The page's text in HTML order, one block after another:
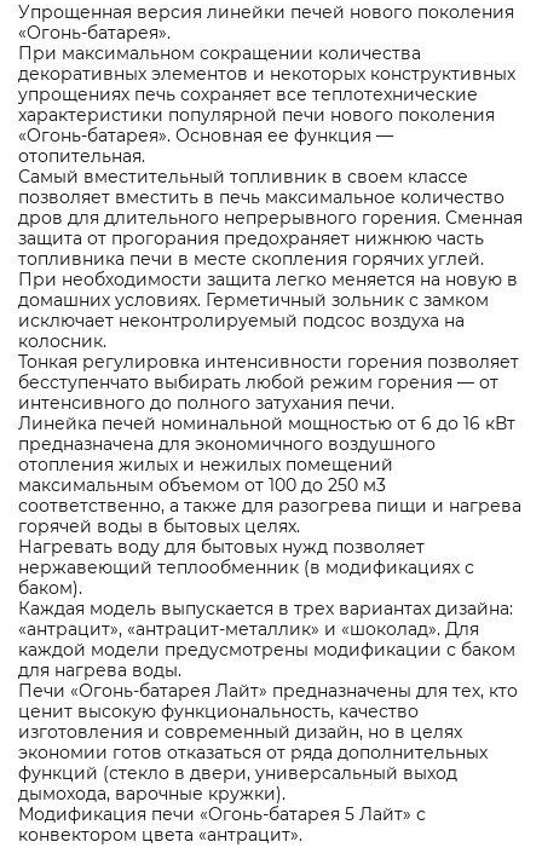
Упрощенная версия линейки печей нового поколения
«Огонь-батарея».
При максимальном сокращении количества
декоративных элементов и некоторых конструктивных
упрощениях печь сохраняет все теплотехнические
характеристики популярной печи нового поколения
«Огонь-батарея». Основная ее функция —
отопительная.
Самый вместительный топливник в своем классе
позволяет вместить в печь максимальное количество
дров для длительного непрерывного горения. Сменная
защита от прогорания предохраняет нижнюю часть
топливника печи в месте скопления горячих углей.
При необходимости защита легко меняется на новую в
домашних условиях. Герметичный зольник с замком
исключает неконтролируемый подсос воздуха на
колосник.
Тонкая регулировка интенсивности горения позволяет
бесступенчато выбирать любой режим горения — от
интенсивного до полного затухания печи.
Линейка печей номинальной мощностью от 6 до 16 кВт
предназначена для экономичного воздушного
отопления жилых и нежилых помещений
максимальным объемом от 100 до 250 м3
соответственно, а также для разогрева пищи и нагрева
горячей воды в бытовых целях.
Нагревать воду для бытовых нужд позволяет
нержавеющий теплообменник (в модификациях с
баком).
Каждая модель выпускается в трех вариантах дизайна:
«антрацит», «антрацит-металлик» и «шоколад». Для
каждой модели предусмотрены модификации с баком
для нагрева воды.
Печи «Огонь-батарея Лайт» предназначены для тех, кто
ценит высокую функциональность, качество
изготовления и современный дизайн, но в целях
экономии готов отказаться от ряда дополнительных
функций (стекло в двери, универсальный выход
дымохода, варочные кружки).
Модификация печи «Огонь-батарея 5 Лайт» с
конвектором цвета «антрацит».